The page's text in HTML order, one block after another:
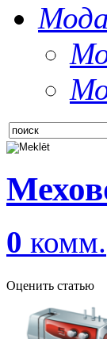
0 комм.
Оценить статью